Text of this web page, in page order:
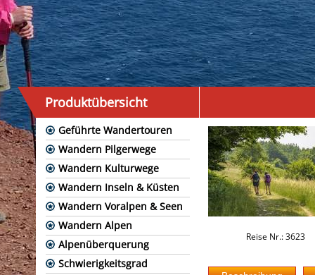
Produktübersicht
Geführte Wandertouren
Wandern Pilgerwege
Wandern Kulturwege
Wandern Inseln & Küsten
Wandern Voralpen & Seen
Wandern Alpen
Alpenüberquerung
Schwierigkeitsgrad
Reise Nr.: 3623